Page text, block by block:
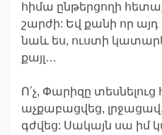
հիմա ընթերցողի
շարժի: Եվ քանի որ
նաև ես, ուստի
քայլ…
Ո՛չ, Փարիզը
աչքաբացվեց,
գժվեց: Սակայն սա իմ